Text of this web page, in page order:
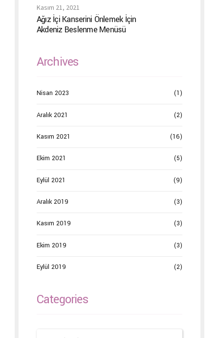
Kasım 21, 2021
Ağız İçi Kanserini Önlemek İçin
Akdeniz Beslenme Menüsü
Archives
Nisan 2023 (1)
Aralık 2021 (2)
Kasım 2021 (16)
Ekim 2021 (5)
Eylül 2021 (9)
Aralık 2019 (3)
Kasım 2019 (3)
Ekim 2019 (3)
Eylül 2019 (2)
Categories